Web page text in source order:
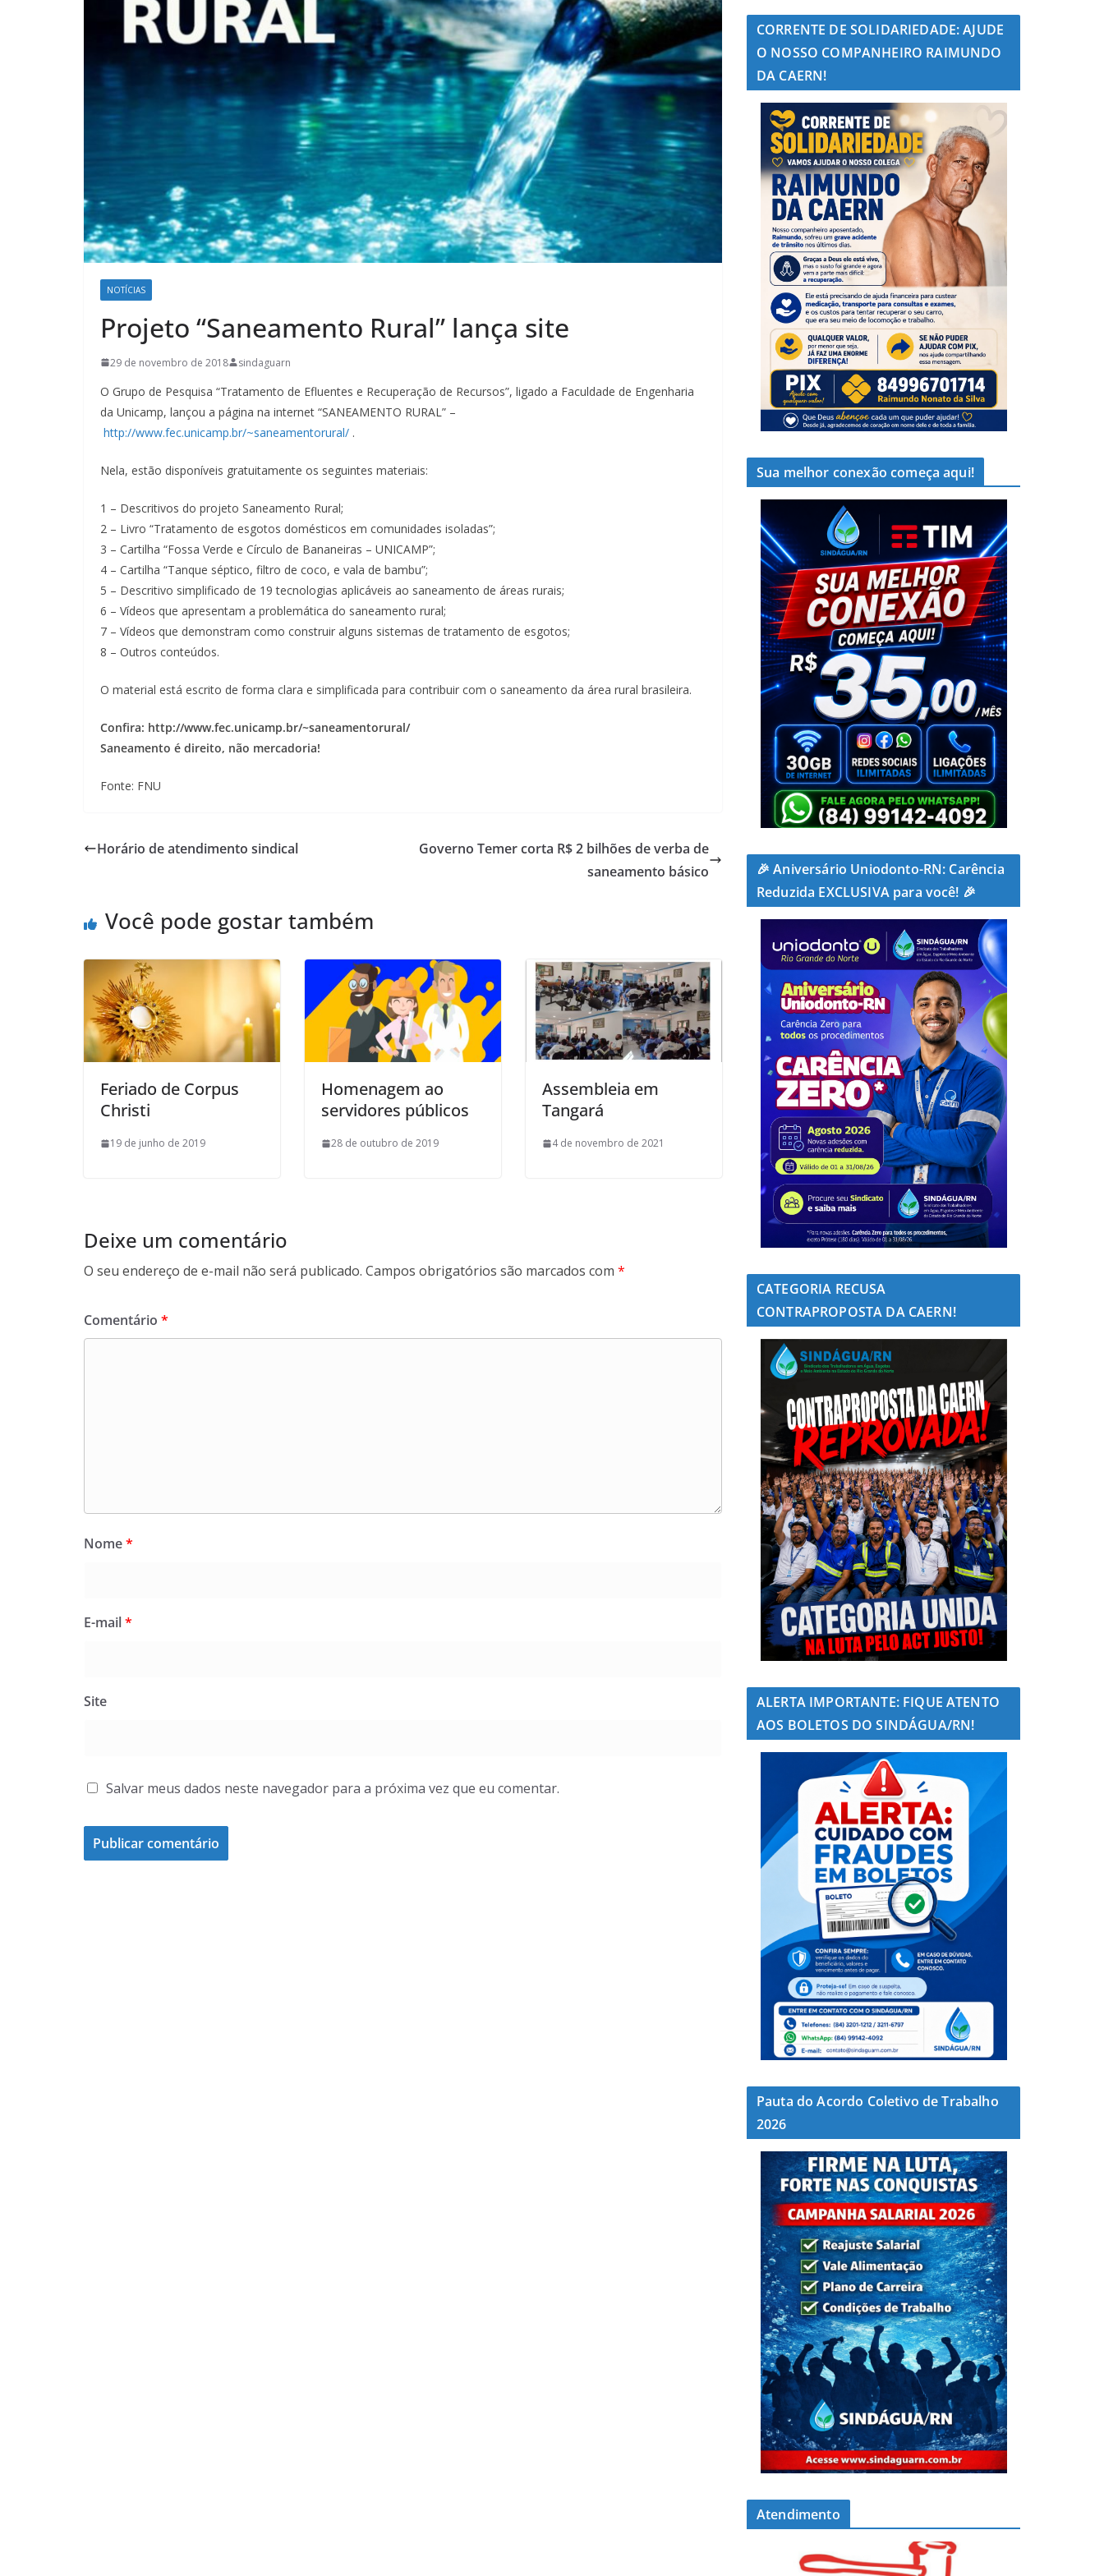
NOTÍCIAS
Projeto “Saneamento Rural” lança site
29 de novembro de 2018 sindaguarn
O Grupo de Pesquisa “Tratamento de Efluentes e Recuperação de Recursos”, ligado a Faculdade de Engenharia
da Unicamp, lançou a página na internet “SANEAMENTO RURAL” –
http://www.fec.unicamp.br/~saneamentorural/ .
Nela, estão disponíveis gratuitamente os seguintes materiais:
1 – Descritivos do projeto Saneamento Rural;
2 – Livro “Tratamento de esgotos domésticos em comunidades isoladas”;
3 – Cartilha “Fossa Verde e Círculo de Bananeiras – UNICAMP”;
4 – Cartilha “Tanque séptico, filtro de coco, e vala de bambu”;
5 – Descritivo simplificado de 19 tecnologias aplicáveis ao saneamento de áreas rurais;
6 – Vídeos que apresentam a problemática do saneamento rural;
7 – Vídeos que demonstram como construir alguns sistemas de tratamento de esgotos;
8 – Outros conteúdos.
O material está escrito de forma clara e simplificada para contribuir com o saneamento da área rural brasileira.
Confira: http://www.fec.unicamp.br/~saneamentorural/
Saneamento é direito, não mercadoria!
Fonte: FNU
Horário de atendimento sindical
Governo Temer corta R$ 2 bilhões de verba de
saneamento básico
Você pode gostar também
Feriado de Corpus
Christi
19 de junho de 2019
Homenagem ao
servidores públicos
28 de outubro de 2019
Assembleia em
Tangará
4 de novembro de 2021
Deixe um comentário
O seu endereço de e-mail não será publicado. Campos obrigatórios são marcados com *
Comentário *
Nome*
E-mail*
Site
Salvar meus dados neste navegador para a próxima vez que eu comentar.
CORRENTE DE SOLIDARIEDADE: AJUDE
O NOSSO COMPANHEIRO RAIMUNDO
DA CAERN!
Sua melhor conexão começa aqui!
🎉 Aniversário Uniodonto-RN: Carência
Reduzida EXCLUSIVA para você! 🎉
CATEGORIA RECUSA
CONTRAPROPOSTA DA CAERN!
ALERTA IMPORTANTE: FIQUE ATENTO
AOS BOLETOS DO SINDÁGUA/RN!
Pauta do Acordo Coletivo de Trabalho
2026
Atendimento